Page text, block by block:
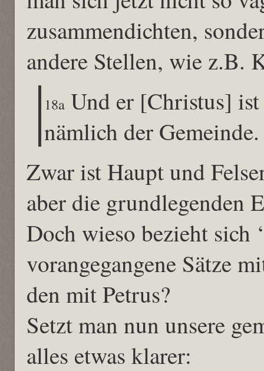
zusammendichten,
andere Stellen, wie z.B.
18a Und er [Christus]
nämlich der Gemeinde.
Zwar ist Haupt und
aber die grundlegenden
Doch wieso bezieht sich
vorangegangene Sätze
den mit Petrus?
Setzt man nun unsere
alles etwas klarer: